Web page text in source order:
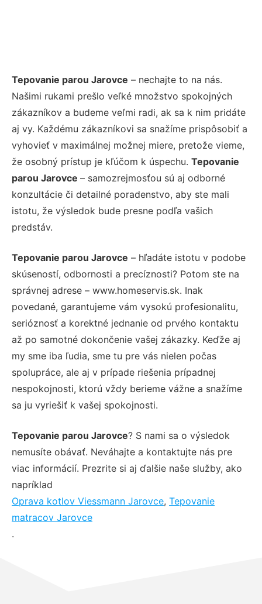
Tepovanie parou Jarovce – nechajte to na nás.
Našimi rukami prešlo veľké množstvo spokojných
zákazníkov a budeme veľmi radi, ak sa k nim pridáte
aj vy. Každému zákazníkovi sa snažíme prispôsobiť a
vyhovieť v maximálnej možnej miere, pretože vieme,
že osobný prístup je kľúčom k úspechu. Tepovanie
parou Jarovce – samozrejmosťou sú aj odborné
konzultácie či detailné poradenstvo, aby ste mali
istotu, že výsledok bude presne podľa vašich
predstáv.
Tepovanie parou Jarovce – hľadáte istotu v podobe
skúseností, odbornosti a precíznosti? Potom ste na
správnej adrese – www.homeservis.sk. Inak
povedané, garantujeme vám vysokú profesionalitu,
serióznosť a korektné jednanie od prvého kontaktu
až po samotné dokončenie vašej zákazky. Keďže aj
my sme iba ľudia, sme tu pre vás nielen počas
spolupráce, ale aj v prípade riešenia prípadnej
nespokojnosti, ktorú vždy berieme vážne a snažíme
sa ju vyriešiť k vašej spokojnosti.
Tepovanie parou Jarovce? S nami sa o výsledok
nemusíte obávať. Neváhajte a kontaktujte nás pre
viac informácií. Prezrite si aj ďalšie naše služby, ako
napríklad
Oprava kotlov Viessmann Jarovce, Tepovanie
matracov Jarovce
.